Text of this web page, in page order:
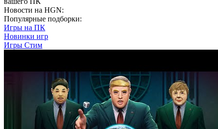
Новости на HGN:
Популярные подборки:
Игры на ПК
Новинки игр
Игры Стим